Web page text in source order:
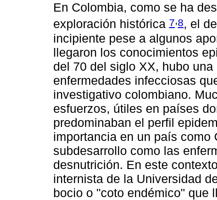
En Colombia, como se ha
exploración histórica 7,8, el
incipiente pese a algunos
llegaron los conocimientos
del 70 del siglo XX, hubo
enfermedades infecciosas
investigativo colombiano.
esfuerzos, útiles en países
predominaban el perfil
importancia en un país como
subdesarrollo como las
desnutrición. En este
internista de la Universidad
bocio o "coto endémico" que